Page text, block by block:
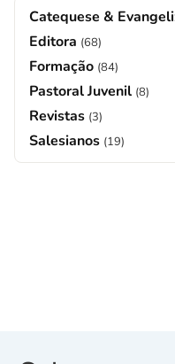
Catequese &
Editora (68)
Formação (84)
Pastoral Juvenil (8)
Revistas (3)
Salesianos (19)